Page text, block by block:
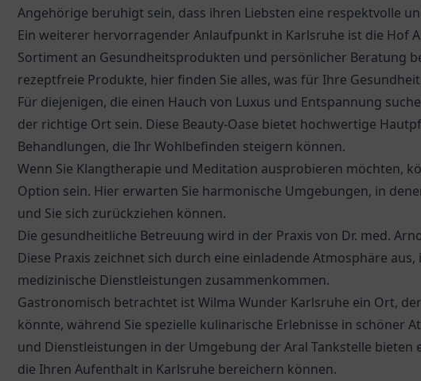
Angehörige beruhigt sein, dass ihren Liebsten eine respektvolle
Ein weiterer hervorragender Anlaufpunkt in Karlsruhe ist die Hof
Sortiment an Gesundheitsprodukten und persönlicher Beratung
rezeptfreie Produkte, hier finden Sie alles, was für Ihre
Für diejenigen, die einen Hauch von Luxus und Entspannung
der richtige Ort sein. Diese Beauty-Oase bietet hochwertige
Behandlungen, die Ihr Wohlbefinden steigern können.
Wenn Sie Klangtherapie und Meditation ausprobieren möchten,
Option sein. Hier erwarten Sie harmonische Umgebungen, in
und Sie sich zurückziehen können.
Die gesundheitliche Betreuung wird in der Praxis von Dr. med.
Diese Praxis zeichnet sich durch eine einladende Atmosphäre
medizinische Dienstleistungen zusammenkommen.
Gastronomisch betrachtet ist Wilma Wunder Karlsruhe ein Ort,
könnte, während Sie spezielle kulinarische Erlebnisse in schöner
und Dienstleistungen in der Umgebung der Aral Tankstelle bieten
die Ihren Aufenthalt in Karlsruhe bereichern können.